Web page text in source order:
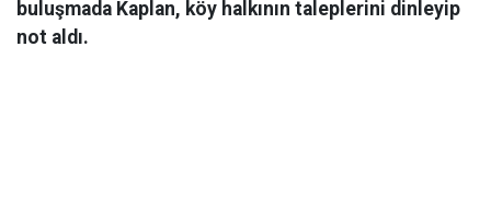
buluşmada Kaplan, köy halkının taleplerini dinleyip
not aldı.